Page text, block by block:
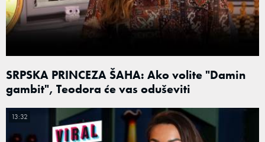
SRPSKA PRINCEZA ŠAHA: Ako volite "Damin
gambit", Teodora će vas oduševiti
13:32